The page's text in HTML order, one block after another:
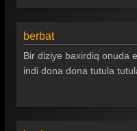
berbat
Bir diziye baxirdiq onuda
indi dona dona tutula